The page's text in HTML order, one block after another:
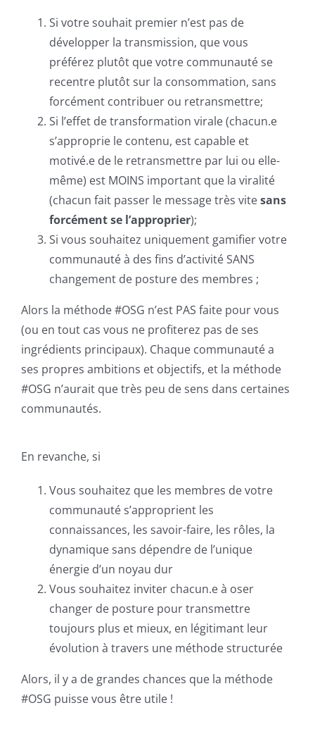
Si votre souhait premier n’est pas de
développer la transmission, que vous
préférez plutôt que votre communauté se
recentre plutôt sur la consommation, sans
forcément contribuer ou retransmettre;
Si l’effet de transformation virale (chacun.e
s’approprie le contenu, est capable et
motivé.e de le retransmettre par lui ou elle-
même) est MOINS important que la viralité
(chacun fait passer le message très vitesans
forcément se l’approprier);
Si vous souhaitez uniquement gamifier votre
communauté à des fins d’activité SANS
changement de posture des membres ;
Alors la méthode #OSG n’est PAS faite pour vous
(ou en tout cas vous ne profiterez pas de ses
ingrédients principaux). Chaque communauté a
ses propres ambitions et objectifs, et la méthode
#OSG n’aurait que très peu de sens dans certaines
communautés.
En revanche, si
Vous souhaitez que les membres de votre
communauté s’approprient les
connaissances, les savoir-faire, les rôles, la
dynamique sans dépendre de l’unique
énergie d’un noyau dur
Vous souhaitez inviter chacun.e à oser
changer de posture pour transmettre
toujours plus et mieux, en légitimant leur
évolution à travers une méthode structurée
Alors, il y a de grandes chances que la méthode
#OSG puisse vous être utile !